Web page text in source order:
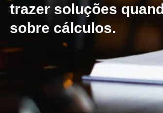
trazer soluções
sobre cálculos.